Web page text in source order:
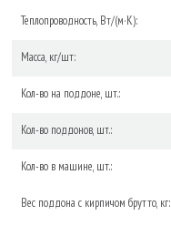
Теплопроводность, Вт/(м·К):
Масса, кг/шт:
Кол-во на поддоне, шт.:
Кол-во поддонов, шт.:
Кол-во в машине, шт.:
Вес поддона с кирпичом брутто, кг: